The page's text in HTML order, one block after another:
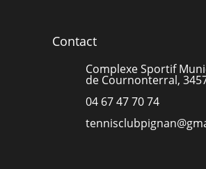
Contact
Complexe Sportif
de Cournonterral,
04 67 47 70 74